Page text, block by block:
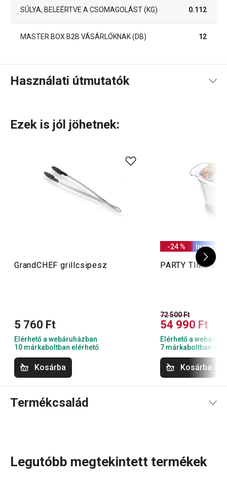
SÚLYA, BELEÉRTVE A CSOMAGOLÁST (KG) 0.112
MASTER BOX B2B VÁSÁRLÓKNAK (DB) 12
Használati útmutatók
Használati útmutató és biztonsági információk
Ezek is jól jöhetnek:
GrandCHEF grillcsipesz
5 760 Ft
Elérhető a webáruházban
10 márkaboltban elérhető
Kosárba
-24 % Ingyen
PARTY TIME
72 500 Ft
54 990 Ft
Elérhető a
7 márkaboltban
Kosárba
Termékcsalád
Legutóbb megtekintett termékek